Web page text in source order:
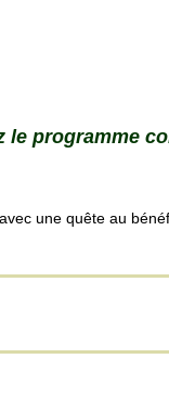
le programme
une quête au